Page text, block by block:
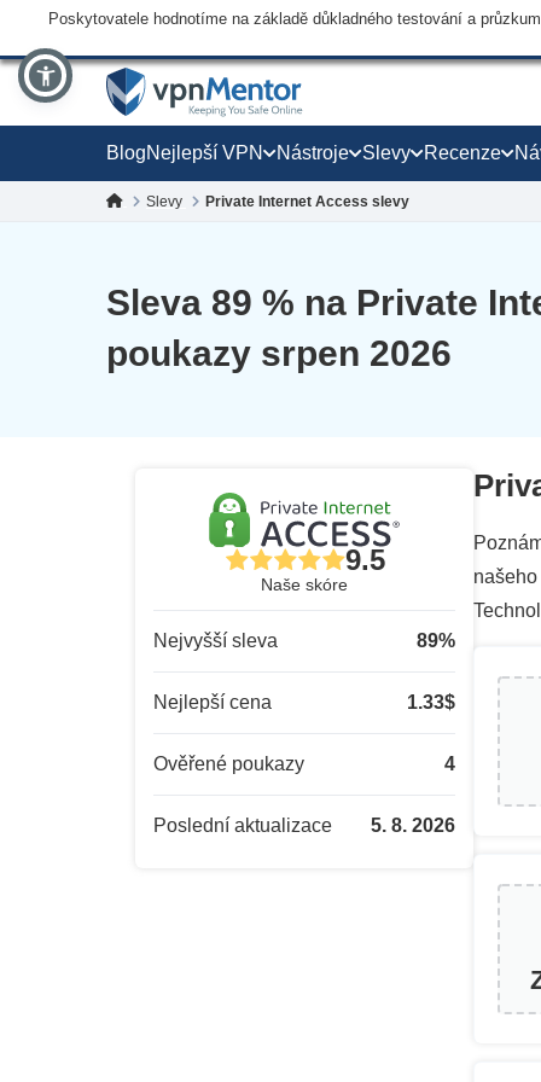
Poskytovatele hodnotíme na základě důkladného testování a
BlogNejlepší VPN Nástroje Slevy Recenze
Slevy Private Internet Access slevy
Sleva 89 % na Private
poukazy srpen 2026
9.5
Naše skóre
Nejvyšší sleva 89%
Nejlepší cena 1.33$
Ověřené poukazy 4
Poslední aktualizace 5. 8. 2026